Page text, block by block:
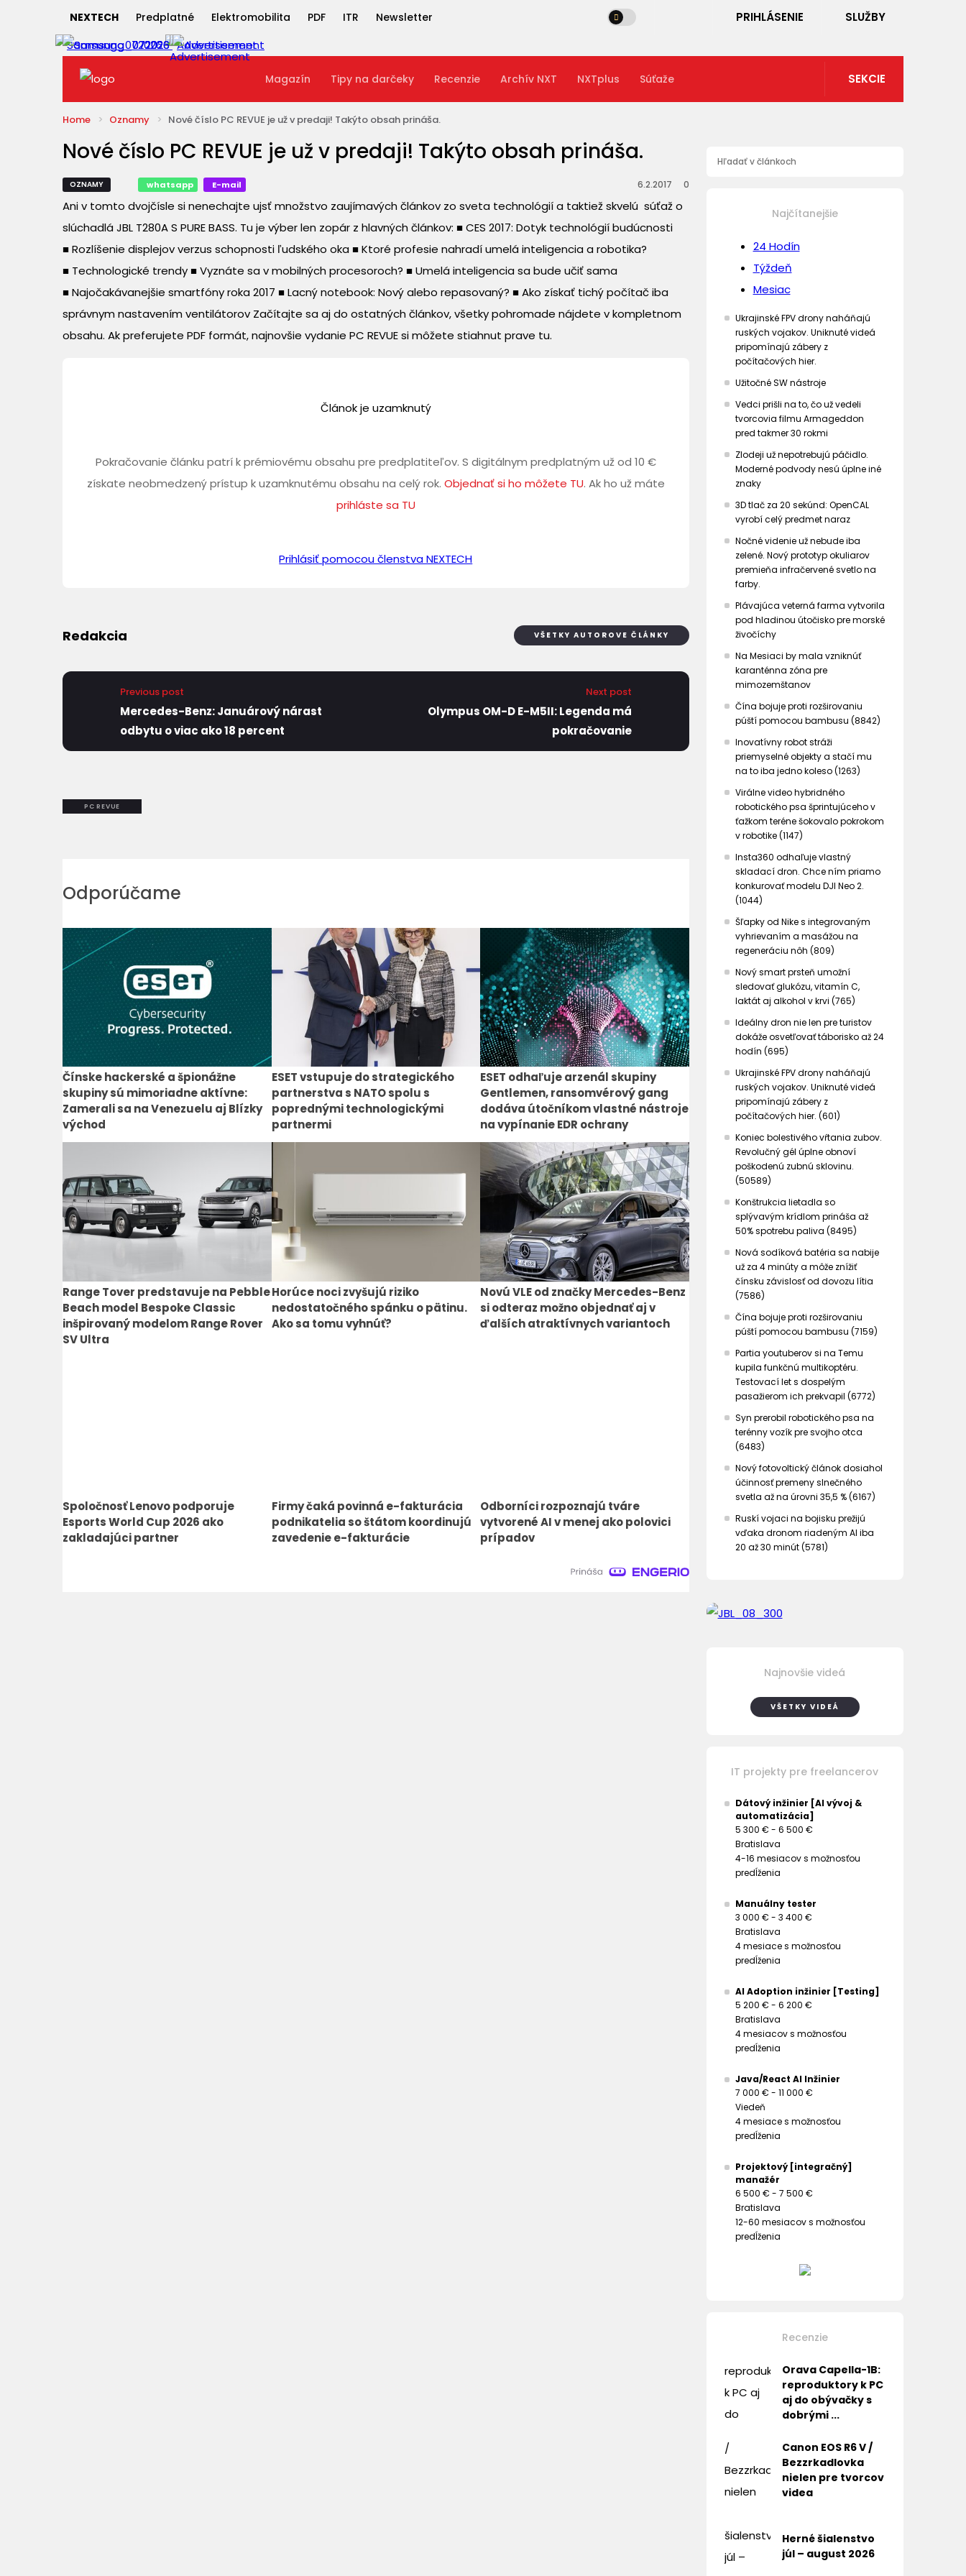
NEXTECH Predplatné Elektromobilita PDF ITR Newsletter PRIHLÁSENIE SLUŽBY
Magazín Tipy na darčeky Recenzie Archív NXT NXTplus Súťaže SEKCIE
Home Oznamy Nové číslo PC REVUE je už v predaji! Takýto obsah prináša.
Nové číslo PC REVUE je už v predaji! Takýto obsah prináša.
OZNAMY whatsapp E-mail 6.2.2017 0
Ani v tomto dvojčísle si nenechajte ujsť množstvo zaujímavých článkov zo sveta technológií a taktiež skvelú súťaž o
slúchadlá JBL T280A S PURE BASS. Tu je výber len zopár z hlavných článkov: ■ CES 2017: Dotyk technológií budúcnosti
■ Rozlíšenie displejov verzus schopnosti ľudského oka ■ Ktoré profesie nahradí umelá inteligencia a robotika?
■ Technologické trendy ■ Vyznáte sa v mobilných procesoroch? ■ Umelá inteligencia sa bude učiť sama
■ Najočakávanejšie smartfóny roka 2017 ■ Lacný notebook: Nový alebo repasovaný? ■ Ako získať tichý počítač iba
správnym nastavením ventilátorov Začítajte sa aj do ostatných článkov, všetky pohromade nájdete v kompletnom
obsahu. Ak preferujete PDF formát, najnovšie vydanie PC REVUE si môžete stiahnut prave tu.
Článok je uzamknutý
Pokračovanie článku patrí k prémiovému obsahu pre predplatiteľov. S digitálnym predplatným už od 10 €
získate neobmedzený prístup k uzamknutému obsahu na celý rok. Objednať si ho môžete TU. Ak ho už máte
prihláste sa TU
Prihlásiť pomocou členstva NEXTECH
Redakcia VŠETKY AUTOROVE ČLÁNKY
Previous post
Mercedes-Benz: Januárový nárast
odbytu o viac ako 18 percent
Next post
Olympus OM-D E-M5II: Legenda má
pokračovanie
PC REVUE
Odporúčame
Čínske hackerské a špionážne
skupiny sú mimoriadne aktívne:
Zamerali sa na Venezuelu aj Blízky
východ
ESET vstupuje do strategického
partnerstva s NATO spolu s
poprednými technologickými
partnermi
ESET odhaľuje arzenál skupiny
Gentlemen, ransomvérový gang
dodáva útočníkom vlastné nástroje
na vypínanie EDR ochrany
Range Tover predstavuje na Pebble
Beach model Bespoke Classic
inšpirovaný modelom Range Rover
SV Ultra
Horúce noci zvyšujú riziko
nedostatočného spánku o pätinu.
Ako sa tomu vyhnúť?
Novú VLE od značky Mercedes-Benz
si odteraz možno objednať aj v
ďalších atraktívnych variantoch
Spoločnosť Lenovo podporuje
Esports World Cup 2026 ako
zakladajúci partner
Firmy čaká povinná e-fakturácia
podnikatelia so štátom koordinujú
zavedenie e-fakturácie
Odborníci rozpoznajú tváre
vytvorené AI v menej ako polovici
prípadov
Najčítanejšie
24 Hodín
Týždeň
Mesiac
Ukrajinské FPV drony naháňajú
ruských vojakov. Uniknuté videá
pripomínajú zábery z
počítačových hier.
Užitočné SW nástroje
Vedci prišli na to, čo už vedeli
tvorcovia filmu Armageddon
pred takmer 30 rokmi
Zlodeji už nepotrebujú páčidlo.
Moderné podvody nesú úplne iné
znaky
3D tlač za 20 sekúnd: OpenCAL
vyrobí celý predmet naraz
Nočné videnie už nebude iba
zelené. Nový prototyp okuliarov
premieňa infračervené svetlo na
farby.
Plávajúca veterná farma vytvorila
pod hladinou útočisko pre morské
živočíchy
Na Mesiaci by mala vzniknúť
karanténna zóna pre
mimozemštanov
Čína bojuje proti rozširovaniu
púští pomocou bambusu (8842)
Inovatívny robot stráži
priemyselné objekty a stačí mu
na to iba jedno koleso (1263)
Virálne video hybridného
robotického psa šprintujúceho v
ťažkom teréne šokovalo pokrokom
v robotike (1147)
Insta360 odhaľuje vlastný
skladací dron. Chce ním priamo
konkurovať modelu DJI Neo 2.
(1044)
Šľapky od Nike s integrovaným
vyhrievaním a masážou na
regeneráciu nôh (809)
Nový smart prsteň umožní
sledovať glukózu, vitamín C,
laktát aj alkohol v krvi (765)
Ideálny dron nie len pre turistov
dokáže osvetľovať táborisko až 24
hodín (695)
Ukrajinské FPV drony naháňajú
ruských vojakov. Uniknuté videá
pripomínajú zábery z
počítačových hier. (601)
Koniec bolestivého vŕtania zubov.
Revolučný gél úplne obnoví
poškodenú zubnú sklovinu.
(50589)
Konštrukcia lietadla so
splývavým krídlom prináša až
50% spotrebu paliva (8495)
Nová sodíková batéria sa nabije
už za 4 minúty a môže znížiť
čínsku závislosť od dovozu lítia
(7586)
Čína bojuje proti rozširovaniu
púští pomocou bambusu (7159)
Partia youtuberov si na Temu
kupila funkčnú multikoptéru.
Testovací let s dospelým
pasažierom ich prekvapil (6772)
Syn prerobil robotického psa na
terénny vozík pre svojho otca
(6483)
Nový fotovoltický článok dosiahol
účinnosť premeny slnečného
svetla až na úrovni 35,5 % (6167)
Ruskí vojaci na bojisku prežijú
vďaka dronom riadeným AI iba
20 až 30 minút (5781)
Najnovšie videá
VŠETKY VIDEÁ
IT projekty pre freelancerov
Dátový inžinier [AI vývoj &
automatizácia]
5 300 € - 6 500 €
Bratislava
4-16 mesiacov s možnosťou
predĺženia
Manuálny tester
3 000 € - 3 400 €
Bratislava
4 mesiace s možnosťou
predĺženia
AI Adoption inžinier [Testing]
5 200 € - 6 200 €
Bratislava
4 mesiacov s možnosťou
predĺženia
Java/React AI Inžinier
7 000 € - 11 000 €
Viedeň
4 mesiace s možnosťou
predĺženia
Projektový [integračný]
manažér
6 500 € - 7 500 €
Bratislava
12-60 mesiacov s možnosťou
predĺženia
Recenzie
Orava Capella-1B:
reproduktory k PC
aj do obývačky s
dobrými ...
Canon EOS R6 V /
Bezzrkadlovka
nielen pre tvorcov
videa
Herné šialenstvo
júl – august 2026